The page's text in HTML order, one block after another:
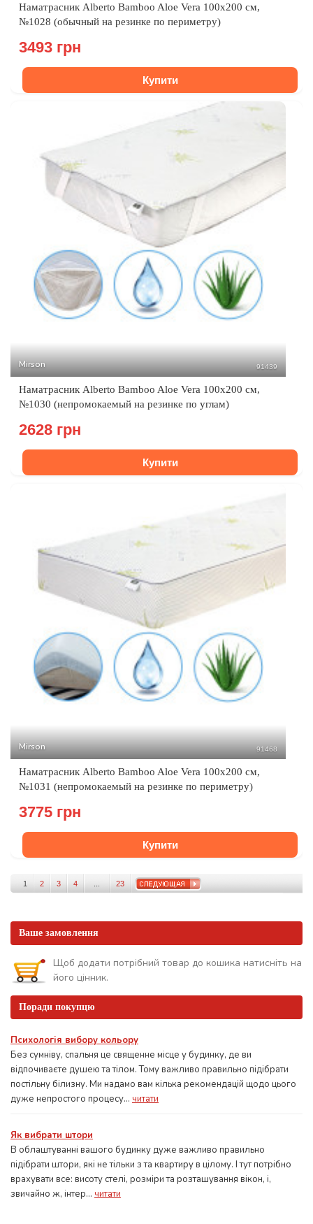
Наматрасник Alberto Bamboo Aloe Vera 100x200 см,
№1028 (обычный на резинке по периметру)
3493 грн
Купити
Mirson 91439
Наматрасник Alberto Bamboo Aloe Vera 100x200 см,
№1030 (непромокаемый на резинке по углам)
2628 грн
Купити
Mirson 91468
Наматрасник Alberto Bamboo Aloe Vera 100x200 см,
№1031 (непромокаемый на резинке по периметру)
3775 грн
Купити
1 2 3 4 23
Ваше замовлення
Щоб додати потрібний товар до кошика натисніть на
його цінник.
Поради покупцю
Психологія вибору кольору
Без сумніву, спальня це священне місце у будинку, де ви
відпочиваєте душею та тілом. Тому важливо правильно підібрати
постільну білизну. Ми надамо вам кілька рекомендацій щодо цього
дуже непростого процесу... читати
Як вибрати штори
В облаштуванні вашого будинку дуже важливо правильно
підібрати штори, які не тільки з та квартиру в цілому. І тут потрібно
врахувати все: висоту стелі, розміри та розташування вікон, і,
звичайно ж, інтер... читати